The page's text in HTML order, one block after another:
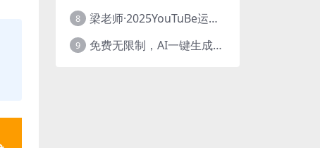
8 梁老师·2025YouTuBe运营掘金指南
9 免费无限制，AI一键生成原创中视频，轻松日入2000+，超简单，可矩阵，…